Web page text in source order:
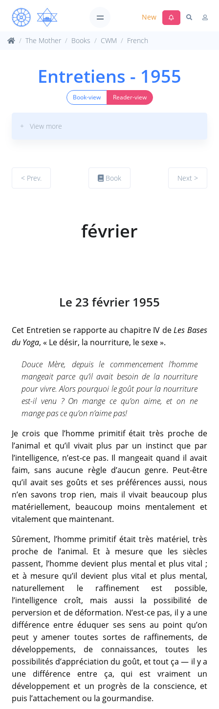
New
The Mother Books CWM French
Entretiens - 1955
Book-view Reader-view
+ View more
< Prev. Book Next >
février
Le 23 février 1955
Cet Entretien se rapporte au chapitre IV deLes Bases
du Yoga, « Le désir, la nourriture, le sexe ».
Douce Mère, depuis le commencement l’homme
mangeait parce qu’il avait besoin de la nourriture
pour vivre. Alors pourquoi le goût pour la nourriture
est-il venu ? On mange ce qu’on aime, et on ne
mange pas ce qu’on n’aime pas!
Je crois que l’homme primitif était très proche de
l’animal et qu’il vivait plus par un instinct que par
l’intelligence, n’est-ce pas. Il mangeait quand il avait
faim, sans aucune règle d’aucun genre. Peut-être
qu’il avait ses goûts et ses préférences aussi, nous
n’en savons trop rien, mais il vivait beaucoup plus
matériellement, beaucoup moins mentalement et
vitalement que maintenant.
Sûrement, l’homme primitif était très matériel, très
proche de l’animal. Et à mesure que les siècles
passent, l’homme devient plus mental et plus vital ;
et à mesure qu’il devient plus vital et plus mental,
naturellement le raffinement est possible,
l’intelligence croît, mais aussi la possibilité de
perversion et de déformation. N’est-ce pas, il y a une
différence entre éduquer ses sens au point qu’on
peut y amener toutes sortes de raffinements, de
développements, de connaissances, toutes les
possibilités d’appréciation du goût, et tout ça — il y a
une différence entre ça, qui est vraiment un
développement et un progrès de la conscience, et
puis l’attachement ou la gourmandise.